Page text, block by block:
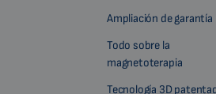
Ampliación de garantía
Todo sobre la
magnetoterapia
Tecnología 3D